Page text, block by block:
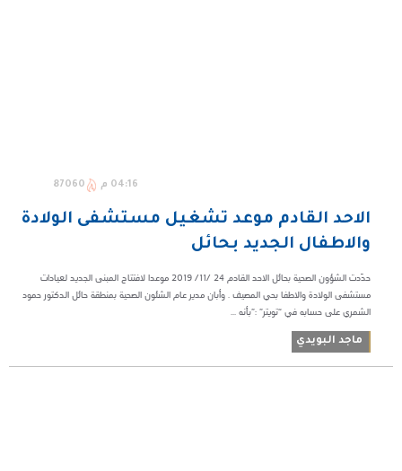
04:16 م 87060
الاحد القادم موعد تشغيل مستشفى الولادة
والاطفال الجديد بحائل
حدّدت الشؤون الصحية بحائل الاحد القادم ٢٤ /١١/ ٢٠١٩ موعدا لافتتاح المبنى الجديد لعيادات
مستشفى الولادة والاطفا بحي المصيف .‏ وأبان مدير عام الشئون الصحية بمنطقة حائل الدكتور حمود
الشمري على حسابه في “تويتر” :”بأنه ...
ماجد البويدي